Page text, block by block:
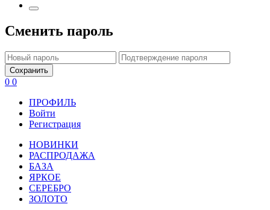
Сменить пароль
Сохранить
0 0
ПРОФИЛЬ
Войти
Регистрация
НОВИНКИ
РАСПРОДАЖА
БАЗА
ЯРКОЕ
СЕРЕБРО
ЗОЛОТО